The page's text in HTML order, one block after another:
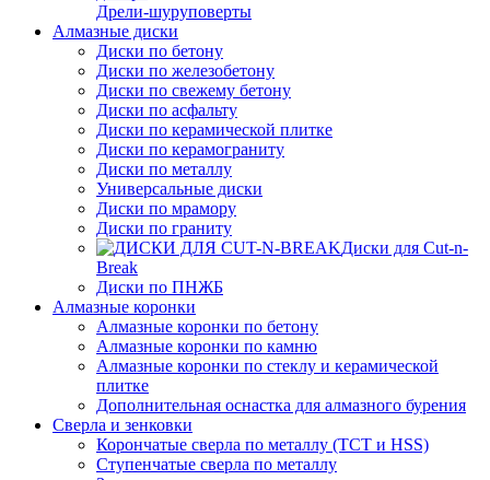
Дрели-шуруповерты
Алмазные диски
Диски по бетону
Диски по железобетону
Диски по свежему бетону
Диски по асфальту
Диски по керамической плитке
Диски по керамограниту
Диски по металлу
Универсальные диски
Диски по мрамору
Диски по граниту
Диски для Cut-n-
Break
Диски по ПНЖБ
Алмазные коронки
Алмазные коронки по бетону
Алмазные коронки по камню
Алмазные коронки по стеклу и керамической
плитке
Дополнительная оснастка для алмазного бурения
Сверла и зенковки
Корончатые сверла по металлу (TCT и HSS)
Ступенчатые сверла по металлу